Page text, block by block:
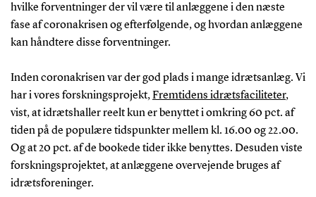
hvilke forventninger der vil være til anlæggene i den næste
fase af coronakrisen og efterfølgende, og hvordan anlæggene
kan håndtere disse forventninger.
Inden coronakrisen var der god plads i mange idrætsanlæg. Vi
har i vores forskningsprojekt,Fremtidens idrætsfaciliteter,
vist, at idrætshaller reelt kun er benyttet i omkring 60 pct. af
tiden på de populære tidspunkter mellem kl. 16.00 og 22.00.
Og at 20 pct. af de bookede tider ikke benyttes. Desuden viste
forskningsprojektet, at anlæggene overvejende bruges af
idrætsforeninger.